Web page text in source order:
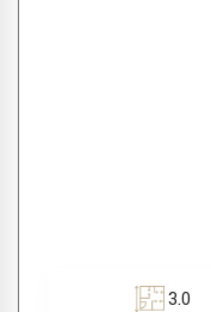
3.0